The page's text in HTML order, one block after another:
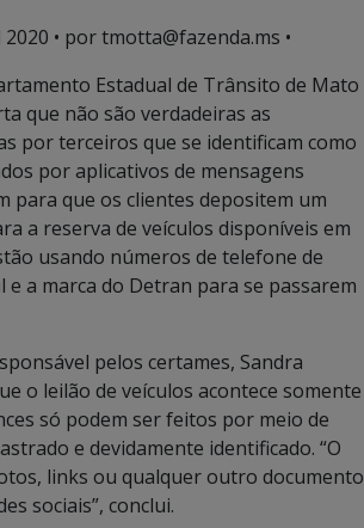
2020 • por tmotta@fazenda.ms •
Estadual de Trânsito de Mato
que não são verdadeiras as
por terceiros que se identificam como
por aplicativos de mensagens
para que os clientes depositem um
a reserva de veículos disponíveis em
usando números de telefone de
e a marca do Detran para se passarem
pelos certames, Sandra
o leilão de veículos acontece somente
só podem ser feitos por meio de
e devidamente identificado. “O
links ou qualquer outro documento
sociais”, conclui.